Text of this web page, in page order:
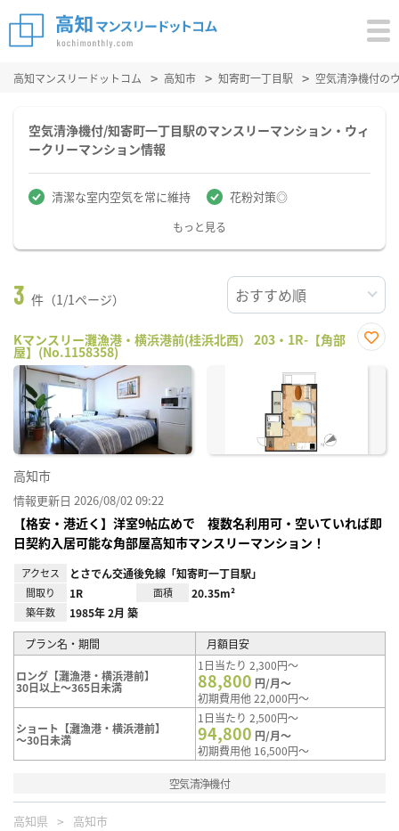
高知マンスリードットコム 高知市 知寄町一丁目駅 空気清浄機付の
空気清浄機付/知寄町一丁目駅のマンスリーマンション・ウィ
ークリーマンション情報
清潔な室内空気を常に維持 花粉対策◎
もっと見る
3 件（1/1ページ）
Kマンスリー灘漁港・横浜港前(桂浜北西） 203・1R-【角部
屋】(No.1158358)
に入
高知市
情報更新日 2026/08/02 09:22
【格安・港近く】洋室9帖広めで 複数名利用可・空いていれば即
日契約入居可能な角部屋高知市マンスリーマンション！
アクセス とさでん交通後免線「知寄町一丁目駅」
間取り 1R 面積 20.35m²
築年数 1985年 2月 築
プラン名・期間 月額目安
ロング【灘漁港・横浜港前】
30日以上～365日未満
1日当たり 2,300円～
88,800 円/月～
初期費用他 22,000円～
ショート【灘漁港・横浜港前】
～30日未満
1日当たり 2,500円～
94,800 円/月～
初期費用他 16,500円～
空気清浄機付
高知県 高知市